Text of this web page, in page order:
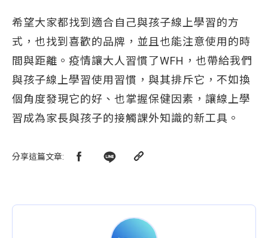
希望大家都找到適合自己與孩子線上學習的方
式，也找到喜歡的品牌，並且也能注意使用的時
間與距離。疫情讓大人習慣了WFH，也帶給我們
與孩子線上學習使用習慣，與其排斥它，不如換
個角度發現它的好、也掌握保健因素，讓線上學
習成為家長與孩子的接觸課外知識的新工具。
分享這篇文章: